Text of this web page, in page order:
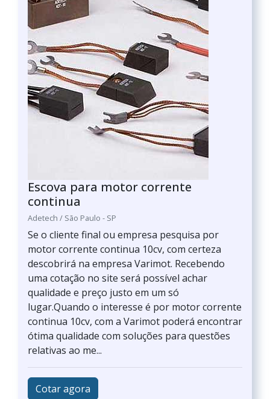
Escova para motor corrente
continua
Adetech / São Paulo - SP
Se o cliente final ou empresa pesquisa por
motor corrente continua 10cv, com certeza
descobrirá na empresa Varimot. Recebendo
uma cotação no site será possível achar
qualidade e preço justo em um só
lugar.Quando o interesse é por motor corrente
continua 10cv, com a Varimot poderá encontrar
ótima qualidade com soluções para questões
relativas ao me...
Cotar agora